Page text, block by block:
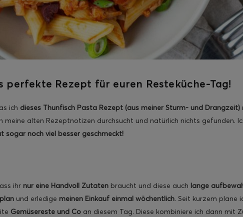
perfekte Rezept für euren Resteküche-Tag!
ich dieses Thunfisch Pasta Rezept (aus meiner Sturm- und Drangzeit)
meine alten Rezeptnotizen durchsucht und natürlich nichts gefunden.
sogar noch viel besser geschmeckt!
ihr nur eine Handvoll Zutaten braucht und diese auch lange
und erledige meinen Einkauf einmal wöchentlich. Seit kurzem plane
Gemüsereste und Co an diesem Tag. Diese kombiniere ich dann mit